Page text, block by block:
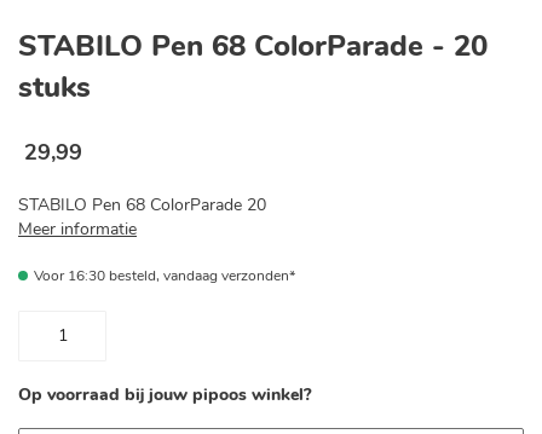
het
van
afbeeldingen-
gallerij
STABILO Pen 68 ColorParade - 20
stuks
29,99
STABILO Pen 68 ColorParade 20
Meer informatie
Voor 16:30 besteld, vandaag verzonden*
Op voorraad bij jouw pipoos winkel?